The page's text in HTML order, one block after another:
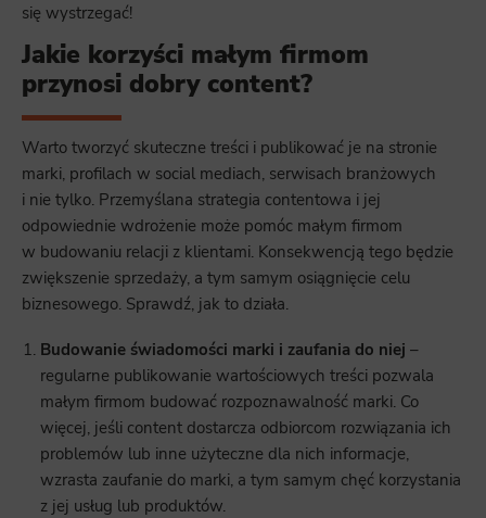
się wystrzegać!
Jakie korzyści małym firmom
przynosi dobry content?
Warto tworzyć skuteczne treści i publikować je na stronie
marki, profilach w social mediach, serwisach branżowych
i nie tylko. Przemyślana strategia contentowa i jej
odpowiednie wdrożenie może pomóc małym firmom
w budowaniu relacji z klientami. Konsekwencją tego będzie
zwiększenie sprzedaży, a tym samym osiągnięcie celu
biznesowego. Sprawdź, jak to działa.
Budowanie świadomości marki i zaufania do niej –
regularne publikowanie wartościowych treści pozwala
małym firmom budować rozpoznawalność marki. Co
więcej, jeśli content dostarcza odbiorcom rozwiązania ich
problemów lub inne użyteczne dla nich informacje,
wzrasta zaufanie do marki, a tym samym chęć korzystania
z jej usług lub produktów.